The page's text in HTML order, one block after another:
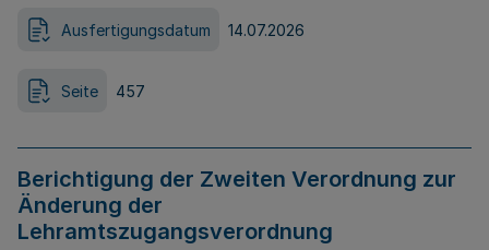
Ausfertigungsdatum 14.07.2026
Seite 457
Berichtigung der Zweiten Verordnung zur
Änderung der
Lehramtszugangsverordnung